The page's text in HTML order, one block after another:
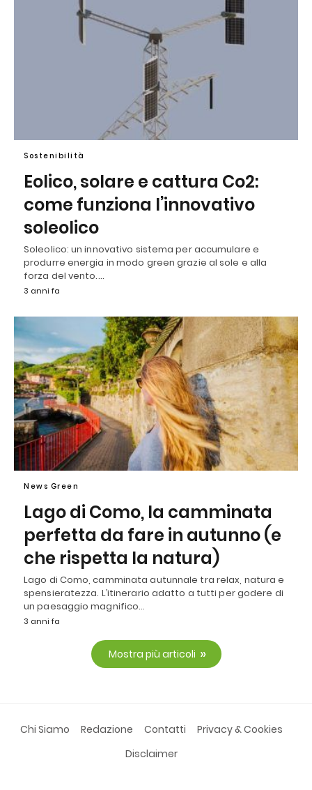
Sostenibilità
Eolico, solare e cattura Co2:
come funziona l’innovativo
soleolico
Soleolico: un innovativo sistema per accumulare e
produrre energia in modo green grazie al sole e alla
forza del vento.…
3 anni fa
News Green
Lago di Como, la camminata
perfetta da fare in autunno (e
che rispetta la natura)
Lago di Como, camminata autunnale tra relax, natura e
spensieratezza. L’itinerario adatto a tutti per godere di
un paesaggio magnifico…
3 anni fa
Mostra più articoli
Chi Siamo Redazione Contatti
Privacy & Cookies
Disclaimer